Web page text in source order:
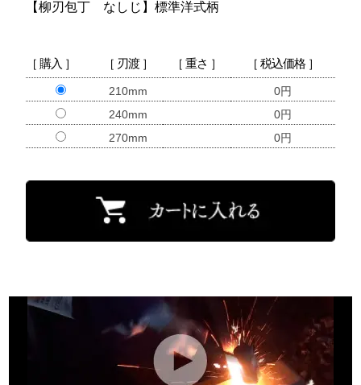
【柳刃包丁 なしじ】標準洋式柄
［ 購入 ］ ［ 刃渡 ］ ［ 重さ ］ ［ 税込価格 ］
210mm
0円
240mm
0円
270mm
0円